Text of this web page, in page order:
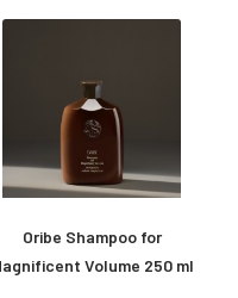
Oribe Shampoo for
Volume 250 ml